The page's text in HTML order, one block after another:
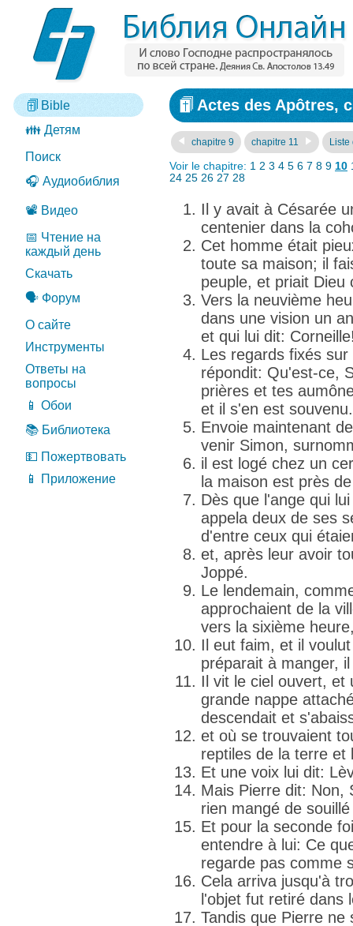
Bible
👪 Детям
Поиск
🎧 Аудиобиблия
📽️ Видео
📅 Чтение на
каждый день
Скачать
🗣️ Форум
О сайте
Инструменты
Ответы на
вопросы
📱 Обои
📚 Библиотека
💵 Пожертвовать
📱 Приложение
Actes des Apôtres,
chapitre 9 chapitre 11 Liste
Voir le chapitre: 1 2 3 4 5 6 7 8 9 10
24 25 26 27 28
Il y avait à Césarée
centenier dans la
Cet homme était
toute sa maison; il
peuple, et priait Dieu
Vers la neuvième
dans une vision un
et qui lui dit:
Les regards fixés
répondit: Qu'est-ce,
prières et tes
et il s'en est souvenu.
Envoie maintenant
venir Simon,
il est logé chez un
la maison est près
Dès que l'ange qui
appela deux de ses
d'entre ceux qui
et, après leur avoir
Joppé.
Le lendemain,
approchaient de la
vers la sixième
Il eut faim, et il
préparait à manger,
Il vit le ciel ouvert, et
grande nappe
descendait et
et où se trouvaient
reptiles de la terre et
Et une voix lui dit:
Mais Pierre dit: Non,
rien mangé de
Et pour la seconde
entendre à lui: Ce
regarde pas comme
Cela arriva jusqu'à
l'objet fut retiré dans
Tandis que Pierre ne